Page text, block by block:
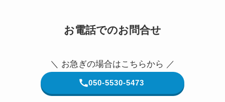
お電話でのお問合せ
＼ お急ぎの場合はこちらから ／
050-5530-5473